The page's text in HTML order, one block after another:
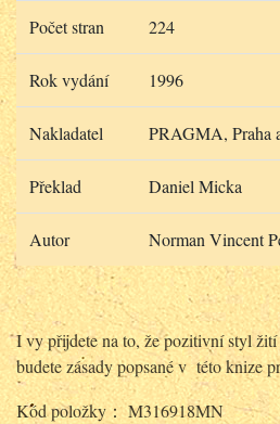
Počet stran 224
Rok vydání 1996
Nakladatel PRAGMA, Praha
Překlad Daniel Micka
Autor Norman Vincent
I vy přijdete na to, že pozitivní styl
budete zásady popsané v této knize
Kód položky： M316918MN